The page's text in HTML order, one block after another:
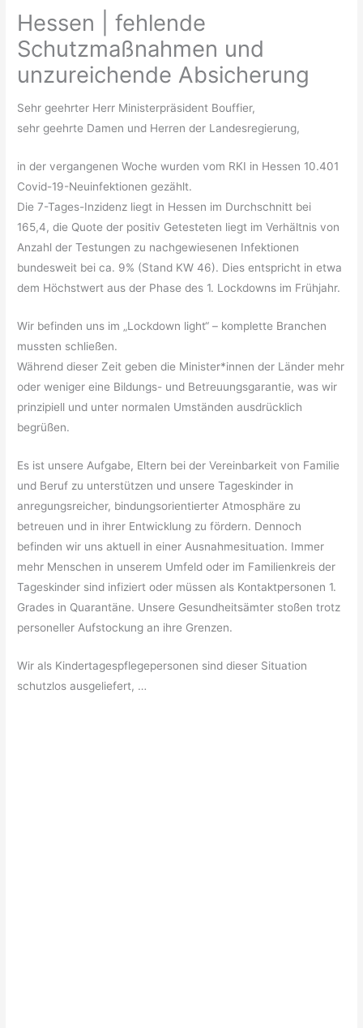
Hessen | fehlende
Schutzmaßnahmen und
unzureichende Absicherung
Sehr geehrter Herr Ministerpräsident Bouffier,
sehr geehrte Damen und Herren der Landesregierung,
in der vergangenen Woche wurden vom RKI in Hessen 10.401
Covid-19-Neuinfektionen gezählt.
Die 7-Tages-Inzidenz liegt in Hessen im Durchschnitt bei
165,4, die Quote der positiv Getesteten liegt im Verhältnis von
Anzahl der Testungen zu nachgewiesenen Infektionen
bundesweit bei ca. 9% (Stand KW 46). Dies entspricht in etwa
dem Höchstwert aus der Phase des 1. Lockdowns im Frühjahr.
Wir befinden uns im „Lockdown light“ – komplette Branchen
mussten schließen.
Während dieser Zeit geben die Minister*innen der Länder mehr
oder weniger eine Bildungs- und Betreuungsgarantie, was wir
prinzipiell und unter normalen Umständen ausdrücklich
begrüßen.
Es ist unsere Aufgabe, Eltern bei der Vereinbarkeit von Familie
und Beruf zu unterstützen und unsere Tageskinder in
anregungsreicher, bindungsorientierter Atmosphäre zu
betreuen und in ihrer Entwicklung zu fördern. Dennoch
befinden wir uns aktuell in einer Ausnahmesituation. Immer
mehr Menschen in unserem Umfeld oder im Familienkreis der
Tageskinder sind infiziert oder müssen als Kontaktpersonen 1.
Grades in Quarantäne. Unsere Gesundheitsämter stoßen trotz
personeller Aufstockung an ihre Grenzen.
Wir als Kindertagespflegepersonen sind dieser Situation
schutzlos ausgeliefert, …